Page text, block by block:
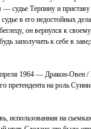
— судье Терпину и
в его недостойных
он вернулся к
заполучить к себе в
1964 — Дракон-Овен /
претендента на роль
использованная на